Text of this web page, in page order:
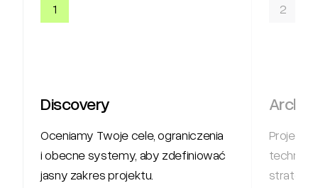
1
Discovery
Oceniamy Twoje cele, ograniczenia
i obecne systemy, aby zdefiniować
jasny zakres projektu.
2